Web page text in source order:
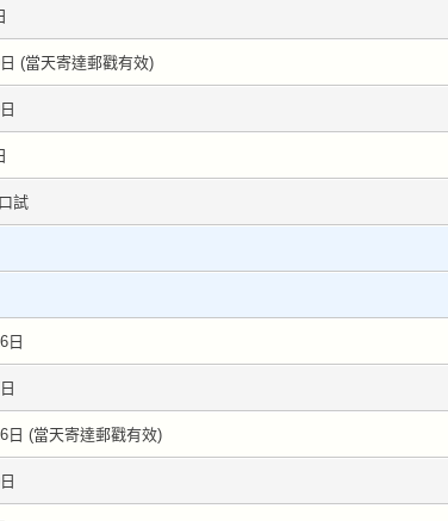
(當天寄達郵戳有效)
試
日
日 (當天寄達郵戳有效)